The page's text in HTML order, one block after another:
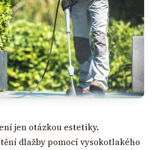
jen otázkou estetiky.
dlažby pomocí vysokotlakého